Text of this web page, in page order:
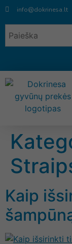
info@dokrinesa.lt
Kaip